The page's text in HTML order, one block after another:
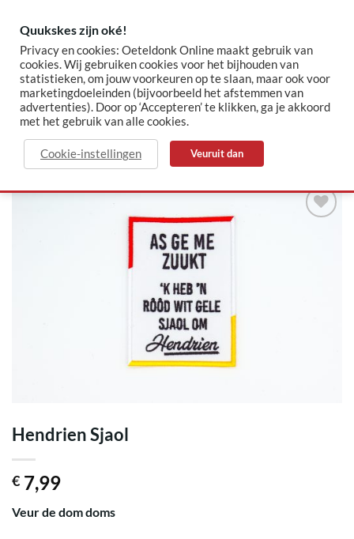
content
✓ Sinds 2015 jouw Oeteldonk-shop ✓ Veilig betalen via Mollie
HOME / OETELDONK
Hendrien Sjaol
€ 7,99
Veur de dom doms
Quukskes zijn oké!
Privacy en cookies: Oeteldonk Online maakt gebruik van
cookies. Wij gebruiken cookies voor het bijhouden van
statistieken, om jouw voorkeuren op te slaan, maar ook voor
marketingdoeleinden (bijvoorbeeld het afstemmen van
advertenties). Door op ‘Accepteren’ te klikken, ga je akkoord
met het gebruik van alle cookies.
Cookie-instellingen Veuruit dan